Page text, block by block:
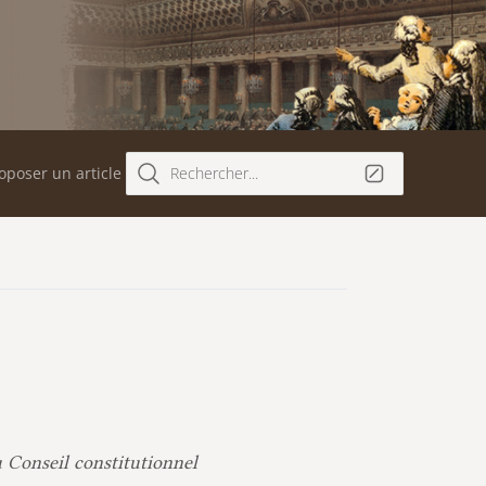
un article Rechercher...
Conseil constitutionnel